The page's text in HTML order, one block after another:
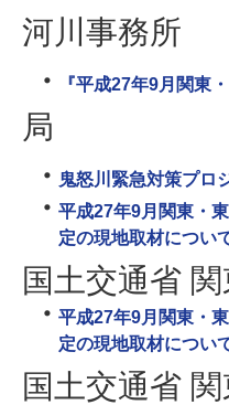
河川事務所
『平成27年9月関東
局
鬼怒川緊急対策プロ
平成27年9月関東・
定の現地取材につい
国土交通省
平成27年9月関東・
定の現地取材につい
国土交通省